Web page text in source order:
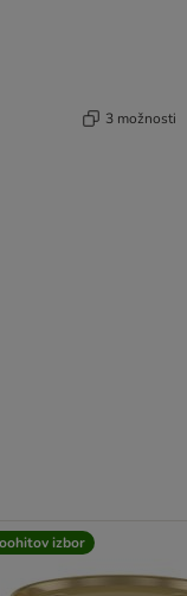
3 možnosti
izbor